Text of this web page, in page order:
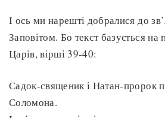
І ось ми нарешті добралися до
Заповітом. Бо текст базується на
Царів, вірші 39-40:
Садок-священик і Натан-пророк
Соломона.